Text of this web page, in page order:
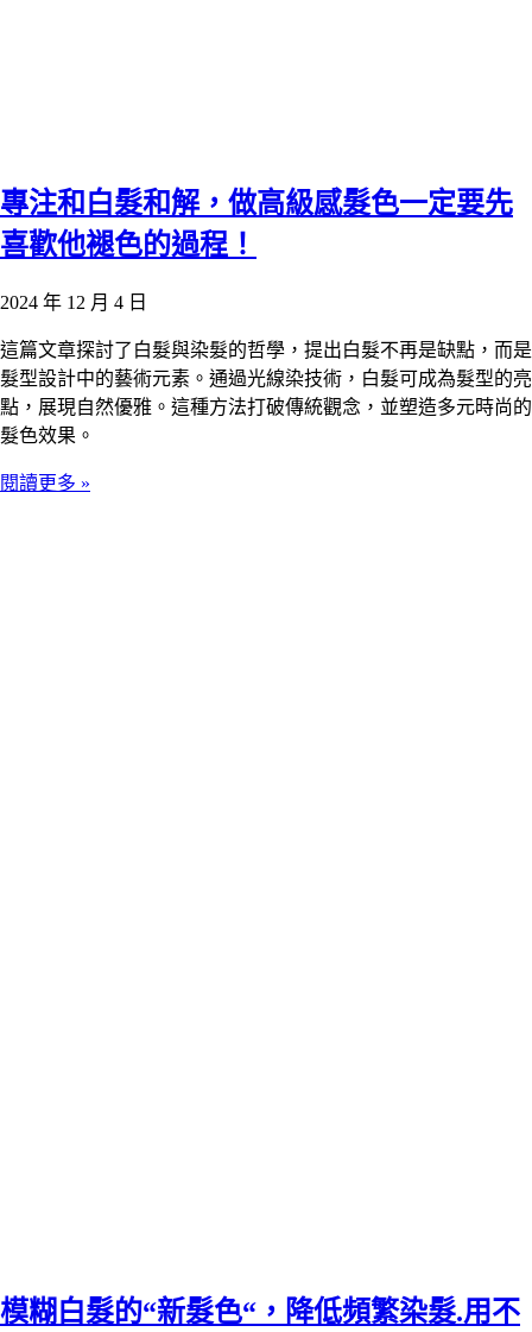
專注和白髮和解，做高級感髮色一定要先
喜歡他褪色的過程！
2024 年 12 月 4 日
這篇文章探討了白髮與染髮的哲學，提出白髮不再是缺點，而是
髮型設計中的藝術元素。通過光線染技術，白髮可成為髮型的亮
點，展現自然優雅。這種方法打破傳統觀念，並塑造多元時尚的
髮色效果。
閱讀更多 »
模糊白髮的“新髮色“，降低頻繁染髮.用不